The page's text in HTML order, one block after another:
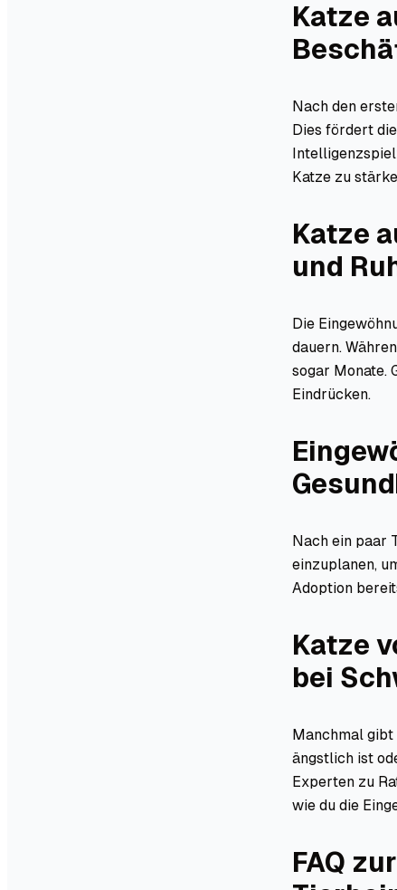
Katze
Nach den
Dies fördert
Katze zu
Katze
und
Die
dauern.
sogar Monate.
Eindrücken.
Nach ein paar
einzuplanen,
Adoption
Katze
bei
Manchmal gibt
ängstlich ist
Experten zu
wie du die
FAQ